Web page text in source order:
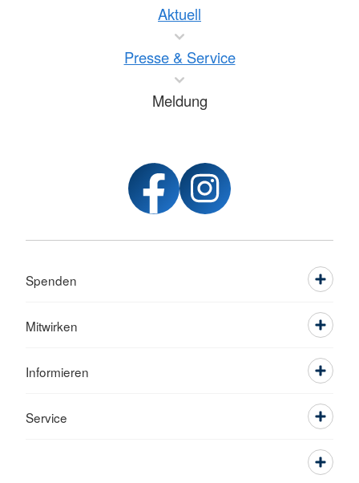
Aktuell
Presse & Service
Meldung
Spenden
Mitwirken
Informieren
Service